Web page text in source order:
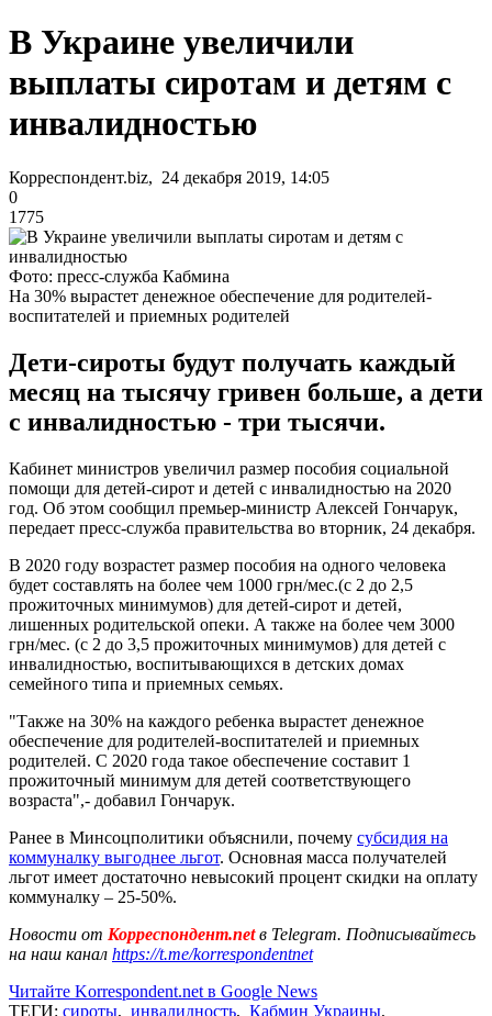
В Украине увеличили
выплаты сиротам и детям с
инвалидностью
Корреспондент.biz, 24 декабря 2019, 14:05
0
1775
Фото: пресс-служба Кабмина
На 30% вырастет денежное обеспечение для родителей-
воспитателей и приемных родителей
Дети-сироты будут получать каждый
месяц на тысячу гривен больше, а дети
с инвалидностью - три тысячи.
Кабинет министров увеличил размер пособия социальной
помощи для детей-сирот и детей с инвалидностью на 2020
год. Об этом сообщил премьер-министр Алексей Гончарук,
передает пресс-служба правительства во вторник, 24 декабря.
В 2020 году возрастет размер пособия на одного человека
будет составлять на более чем 1000 грн/мес.(с 2 до 2,5
прожиточных минимумов) для детей-сирот и детей,
лишенных родительской опеки. А также на более чем 3000
грн/мес. (с 2 до 3,5 прожиточных минимумов) для детей с
инвалидностью, воспитывающихся в детских домах
семейного типа и приемных семьях.
"Также на 30% на каждого ребенка вырастет денежное
обеспечение для родителей-воспитателей и приемных
родителей. С 2020 года такое обеспечение составит 1
прожиточный минимум для детей соответствующего
возраста",- добавил Гончарук.
Ранее в Минсоцполитики объяснили, почему субсидия на
коммуналку выгоднее льгот. Основная масса получателей
льгот имеет достаточно невысокий процент скидки на оплату
коммуналку – 25-50%.
Новости от Корреспондент.netв Telegram. Подписывайтесь
на наш канал https://t.me/korrespondentnet
Читайте Korrespondent.net в Google News
ТЕГИ: сироты, инвалидность, Кабмин Украины,